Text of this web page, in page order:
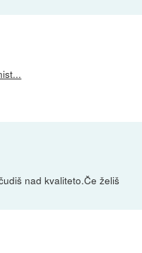
nad kvaliteto.Če želiš